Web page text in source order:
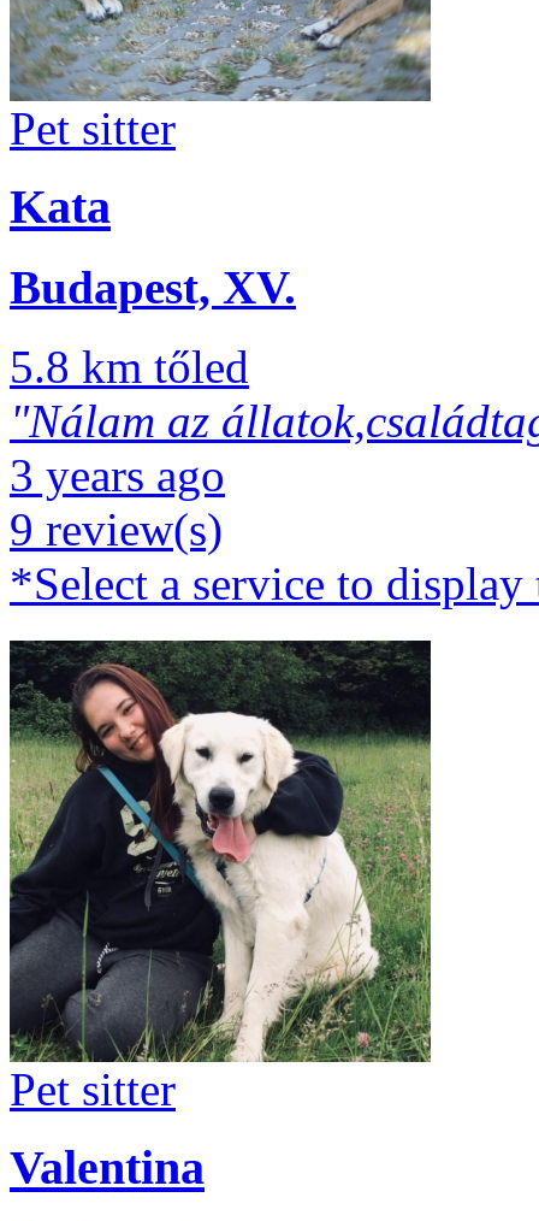
Pet sitter
Kata
Budapest, XV.
5.8 km tőled
"Nálam az
3 years ago
9 review(s)
*Select a service to
Pet sitter
Valentina